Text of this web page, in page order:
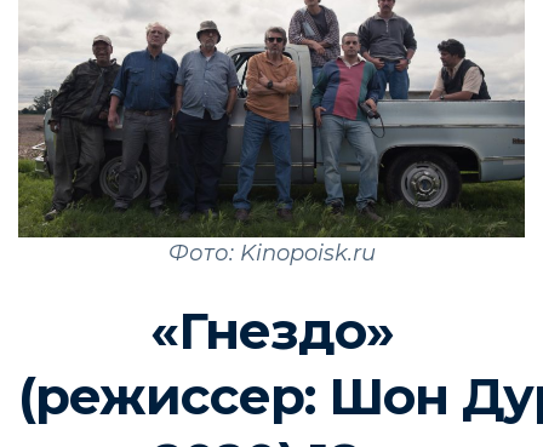
Фото: Kinopoisk.ru
«Гнездо»
(режиссер: Шон